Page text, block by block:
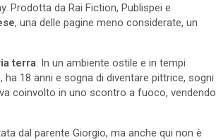
Prodotta da Rai Fiction, Publispei e
, una delle pagine meno considerate, un
terra . In un ambiente ostile e in tempi
ha 18 anni e sogna di diventare pittrice, sogni
coinvolto in uno scontro a fuoco, vendendo
dal parente Giorgio, ma anche qui non è